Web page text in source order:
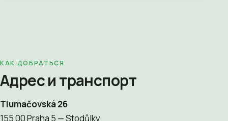
КАК ДОБРАТЬСЯ
Адрес и транспорт
Tlumačovská 26
155 00 Praha 5 — Stodůlky